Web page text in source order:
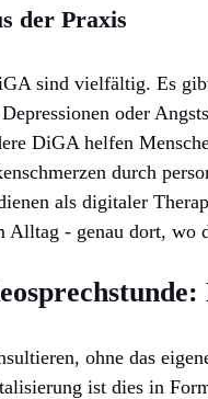
der Praxis
sind vielfältig. Es
oder
DiGA helfen
durch
als digitaler
Alltag - genau dort,
ohne das
ist dies in